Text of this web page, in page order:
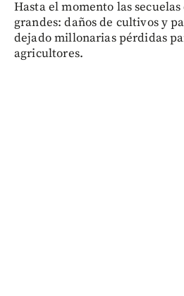
Hasta el momento las
grandes: daños de cultivos y
dejado millonarias pérdidas
agricultores.